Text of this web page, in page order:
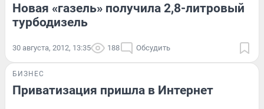
Новая «газель» получила 2,8-литровый
турбодизель
30 августа, 2012, 13:35 188 Обсудить
БИЗНЕС
Приватизация пришла в Интернет